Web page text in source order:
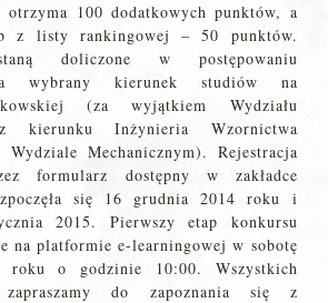
100 dodatkowych punktów, a
z listy rankingowej – 50 punktów.
doliczone w postępowaniu
wybrany kierunek studiów na
(za wyjątkiem Wydziału
kierunku Inżynieria Wzornictwa
Wydziale Mechanicznym). Rejestracja
formularz dostępny w zakładce
się 16 grudnia 2014 roku i
2015. Pierwszy etap konkursu
na platformie e-learningowej w sobotę
roku o godzinie 10:00. Wszystkich
zapraszamy do zapoznania się z